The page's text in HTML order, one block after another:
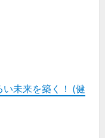
未来を築く！ (健